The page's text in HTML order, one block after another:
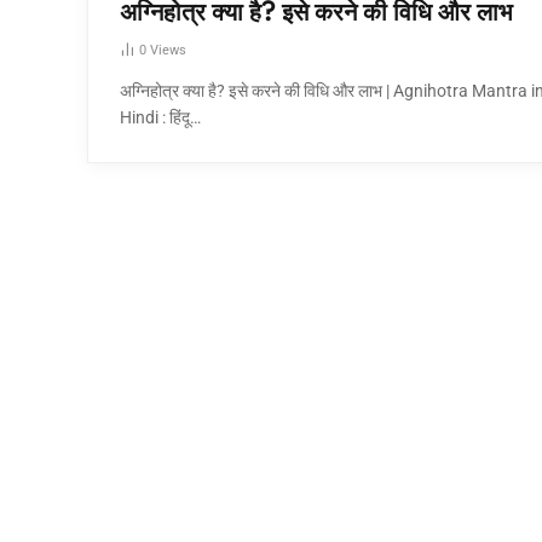
अग्निहोत्र क्या है? इसे करने की विधि और लाभ
0 Views
अग्निहोत्र क्या है? इसे करने की विधि और लाभ | Agnihotra Mantra
Hindi : हिंदू…